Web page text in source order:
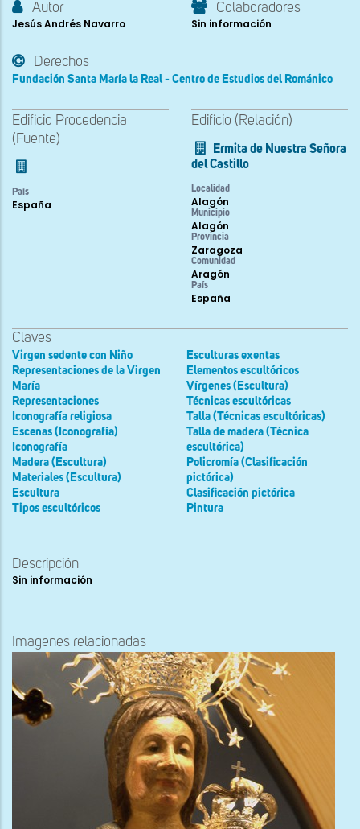
Autor
Jesús Andrés Navarro
Colaboradores
Sin información
Derechos
Fundación Santa María la Real - Centro de Estudios del Románico
Edificio Procedencia
(Fuente)
País
España
Edificio (Relación)
Ermita de Nuestra Señora
del Castillo
Localidad
Alagón
Municipio
Alagón
Provincia
Zaragoza
Comunidad
Aragón
País
España
Claves
Virgen sedente con Niño
Representaciones de la Virgen
María
Representaciones
Iconografía religiosa
Escenas (Iconografía)
Iconografía
Madera (Escultura)
Materiales (Escultura)
Escultura
Tipos escultóricos
Esculturas exentas
Elementos escultóricos
Vírgenes (Escultura)
Técnicas escultóricas
Talla (Técnicas escultóricas)
Talla de madera (Técnica
escultórica)
Policromía (Clasificación
pictórica)
Clasificación pictórica
Pintura
Descripción
Sin información
Imagenes relacionadas